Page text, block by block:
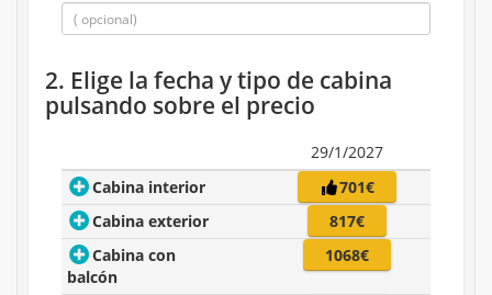
2. Elige la fecha y tipo de cabina
pulsando sobre el precio
29/1/2027
Cabina interior
701€
Cabina exterior
817€
Cabina con
balcón
1068€